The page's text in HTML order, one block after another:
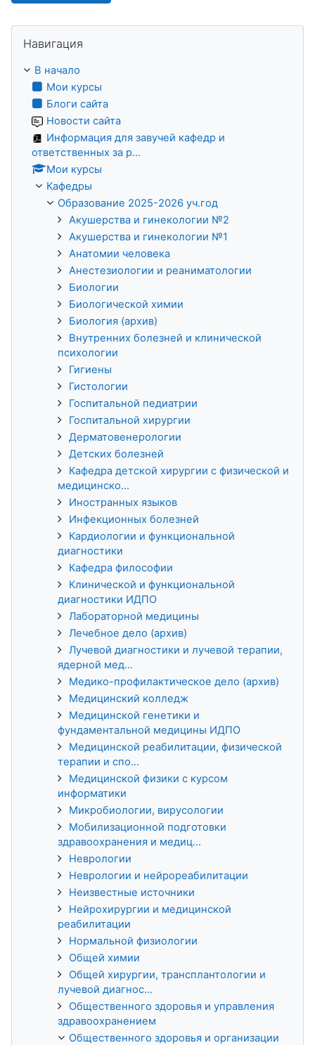
Навигация
В начало
Мои курсы
Блоги сайта
Новости сайта
Информация для завучей кафедр и
ответственных за р...
Мои курсы
Кафедры
Образование 2025-2026 уч.год
Акушерства и гинекологии №2
Акушерства и гинекологии №1
Анатомии человека
Анестезиологии и реаниматологии
Биологии
Биологической химии
Биология (архив)
Внутренних болезней и клинической
психологии
Гигиены
Гистологии
Госпитальной педиатрии
Госпитальной хирургии
Дерматовенерологии
Детских болезней
Кафедра детской хирургии с физической и
медицинско...
Иностранных языков
Инфекционных болезней
Кардиологии и функциональной
диагностики
Кафедра философии
Клинической и функциональной
диагностики ИДПО
Лабораторной медицины
Лечебное дело (архив)
Лучевой диагностики и лучевой терапии,
ядерной мед...
Медико-профилактическое дело (архив)
Медицинский колледж
Медицинской генетики и
фундаментальной медицины ИДПО
Медицинской реабилитации, физической
терапии и спо...
Медицинской физики с курсом
информатики
Микробиологии, вирусологии
Мобилизационной подготовки
здравоохранения и медиц...
Неврологии
Неврологии и нейрореабилитации
Неизвестные источники
Нейрохирургии и медицинской
реабилитации
Нормальной физиологии
Общей химии
Общей хирургии, трансплантологии и
лучевой диагнос...
Общественного здоровья и управления
здравоохранением
Общественного здоровья и организации